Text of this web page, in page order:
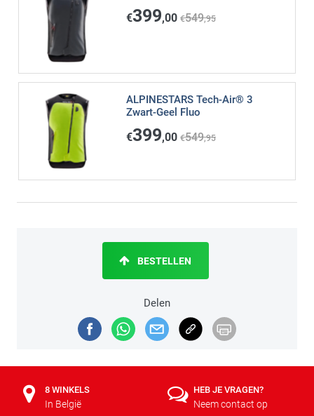
€399,00 €549,95
ALPINESTARS Tech-Air® 3
Zwart-Geel Fluo
€399,00 €549,95
Delen
BESTELLEN
8 WINKELS
In België
HEB JE VRAGEN?
Neem contact op